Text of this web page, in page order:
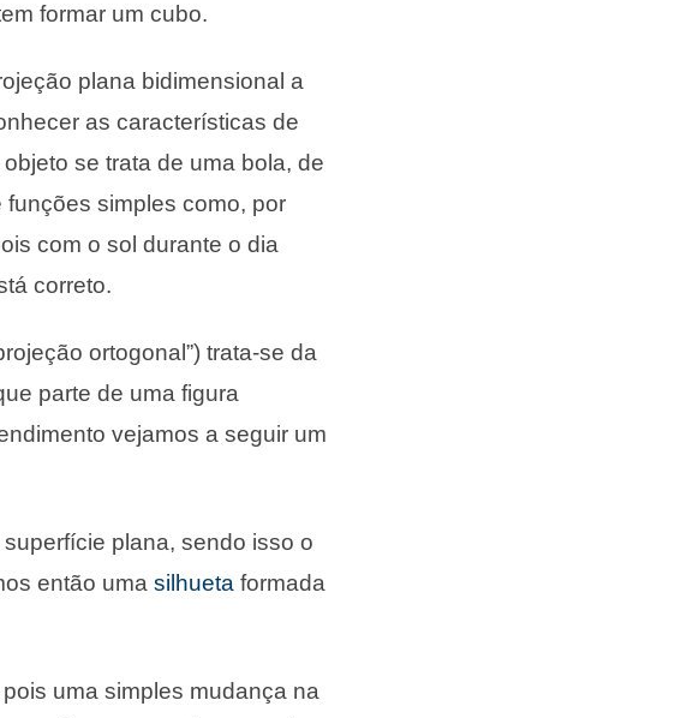
formar um cubo.
plana bidimensional a
as características de
se trata de uma bola, de
simples como, por
com o sol durante o dia
correto.
ortogonal”) trata-se da
parte de uma figura
vejamos a seguir um
plana, sendo isso o
então umasilhueta formada
uma simples mudança na